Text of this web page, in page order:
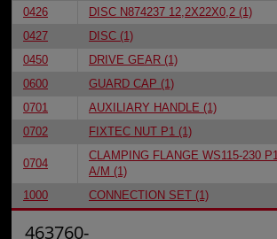
0426
DISC N874237 12,2X22X0,2 (1)
0427
DISC (1)
0450
DRIVE GEAR (1)
0600
GUARD CAP (1)
0701
AUXILIARY HANDLE (1)
0702
FIXTEC NUT P1 (1)
0704
CLAMPING FLANGE WS115-230 P1
A/M (1)
1000 CONNECTION SET (1)
463760-